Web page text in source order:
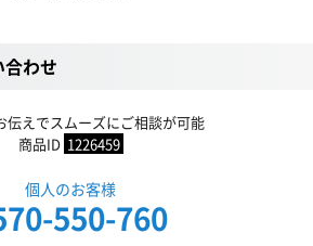
わせ
伝えでスムーズにご相談が可能
商品ID 1226459
個人のお客様
550-760